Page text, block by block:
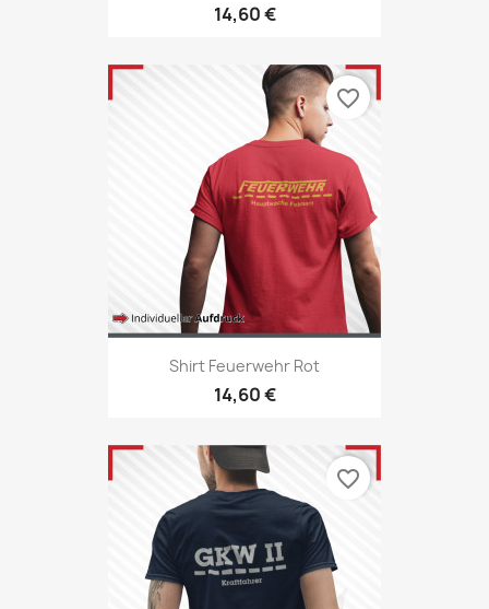
14,60 €
Shirt Feuerwehr Rot
14,60 €
favorite_border
favorite_border